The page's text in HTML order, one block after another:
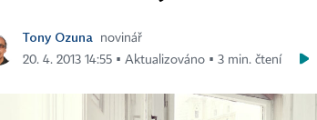
Tony Ozuna
novinář
20. 4. 2013 14:55 ▪ Aktualizováno ▪ 3 min. čtení